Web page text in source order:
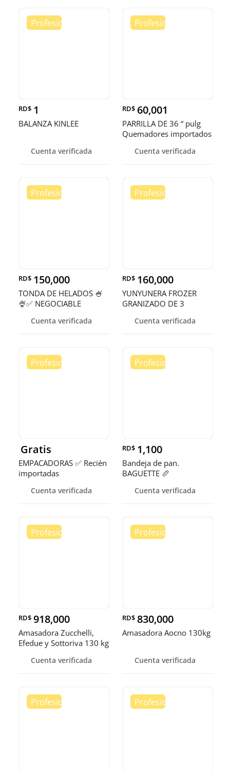
RD$ 1
BALANZA KINLEE
Cuenta verificada
RD$ 60,001
PARRILLA DE 36 “ pulg
Quemadores importados
Cuenta verificada
RD$ 150,000
TONDA DE HELADOS 🍧
🍨✅ NEGOCIABLE
Cuenta verificada
RD$ 160,000
YUNYUNERA FROZER
GRANIZADO DE 3
Cuenta verificada
Gratis
EMPACADORAS ✅ Recién
importadas
Cuenta verificada
RD$ 1,100
Bandeja de pan.
BAGUETTE 🥖
Cuenta verificada
RD$ 918,000
Amasadora Zucchelli,
Efedue y Sottoriva 130 kg
Cuenta verificada
RD$ 830,000
Amasadora Aocno 130kg
Cuenta verificada